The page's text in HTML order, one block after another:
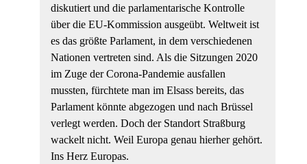
diskutiert und die parlamentarische Kontrolle
über die EU-Kommission ausgeübt. Weltweit ist
es das größte Parlament, in dem verschiedenen
Nationen vertreten sind. Als die Sitzungen 2020
im Zuge der Corona-Pandemie ausfallen
mussten, fürchtete man im Elsass bereits, das
Parlament könnte abgezogen und nach Brüssel
verlegt werden. Doch der Standort Straßburg
wackelt nicht. Weil Europa genau hierher gehört.
Ins Herz Europas.